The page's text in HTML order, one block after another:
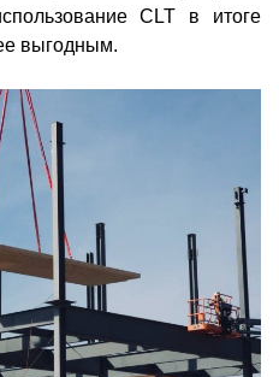
CLT в итоге
выгодным.